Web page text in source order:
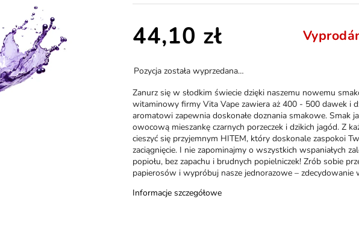
44,10 zł
Pozycja została wyprzedana…
Zanurz się w słodkim świecie dzięki naszemu nowemu
witaminowy firmy Vita Vape zawiera aż 400 - 500 dawek i
aromatowi zapewnia doskonałe doznania smakowe. Smak
owocową mieszankę czarnych porzeczek i dzikich jagód. Z
cieszyć się przyjemnym HITEM, który doskonale zaspokoi
zaciągnięcie. I nie zapominajmy o wszystkich wspaniałych
popiołu, bez zapachu i brudnych popielniczek! Zrób sobie
papierosów i wypróbuj nasze jednorazowe – zdecydowanie
Informacje szczegółowe